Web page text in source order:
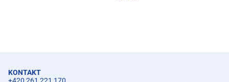
KONTAKT